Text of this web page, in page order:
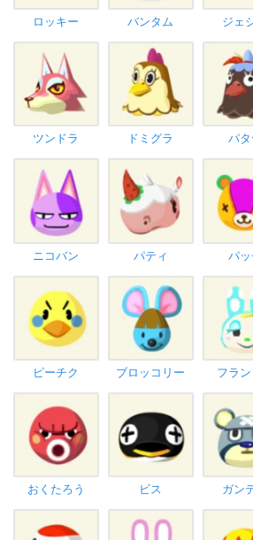
ロッキー バンタム ジェ
ツンドラ ドミグラ パタ
ニコバン パティ パッ
ピーチク ブロッコリー フラン
おくたろう ビス ガン